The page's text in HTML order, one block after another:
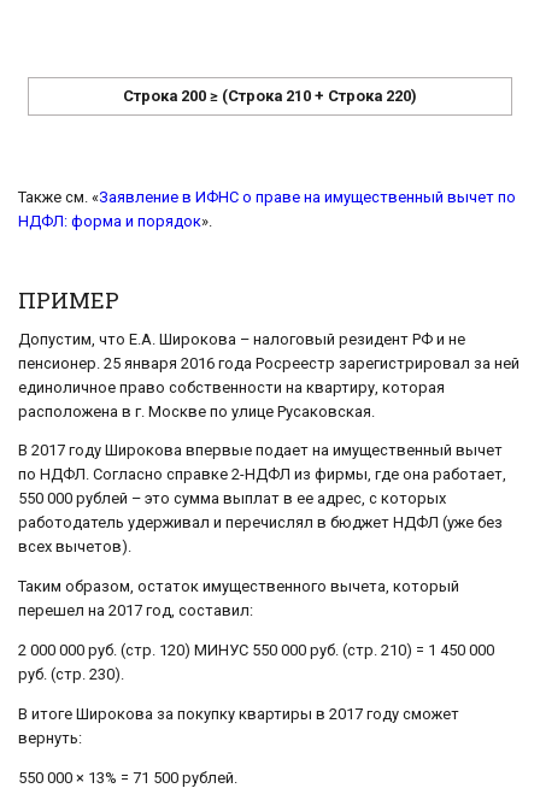
Строка 200 ≥ (Строка 210 + Строка 220)
Также см. «Заявление в ИФНС о праве на имущественный вычет по
НДФЛ: форма и порядок».
ПРИМЕР
Допустим, что Е.А. Широкова – налоговый резидент РФ и не
пенсионер. 25 января 2016 года Росреестр зарегистрировал за ней
единоличное право собственности на квартиру, которая
расположена в г. Москве по улице Русаковская.
В 2017 году Широкова впервые подает на имущественный вычет
по НДФЛ. Согласно справке 2-НДФЛ из фирмы, где она работает,
550 000 рублей – это сумма выплат в ее адрес, с которых
работодатель удерживал и перечислял в бюджет НДФЛ (уже без
всех вычетов).
Таким образом, остаток имущественного вычета, который
перешел на 2017 год, составил:
2 000 000 руб. (стр. 120) МИНУС 550 000 руб. (стр. 210) = 1 450 000
руб. (стр. 230).
В итоге Широкова за покупку квартиры в 2017 году сможет
вернуть:
550 000 × 13% = 71 500 рублей.